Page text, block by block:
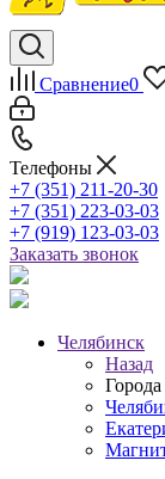
Сравнение0
Телефоны
+7 (351) 211-20-30
+7 (351) 223-03-03
+7 (919) 123-03-03
Заказать звонок
Челябинск
Назад
Города